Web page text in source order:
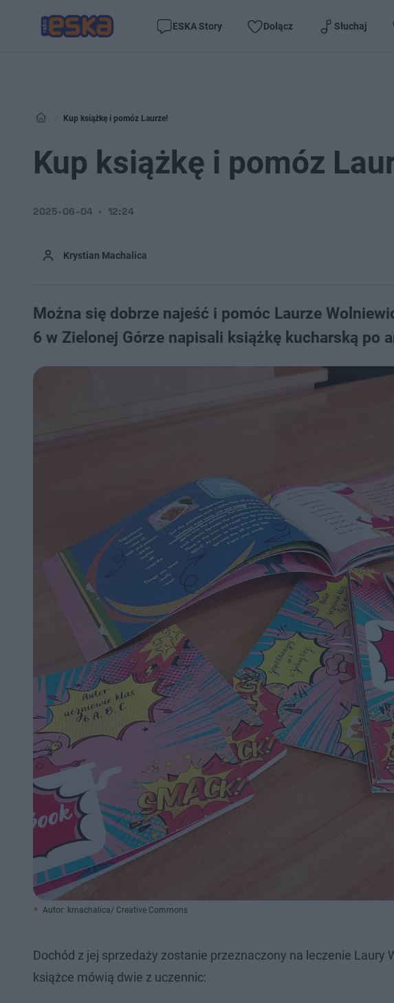
ESKA Story Dołącz Słuchaj
Kup książkę i pomóz Laurze!
Kup książkę i pomóz
Krystian Machalica
2025-06-04 12:24
Można się dobrze najeść i pomóc Laurze
6 w Zielonej Górze napisali książkę kucharską po
Autor: kmachalica/ Creative Commons
Dochód z jej sprzedaży zostanie przeznaczony na leczenie Laury
książce mówią dwie z uczennic: